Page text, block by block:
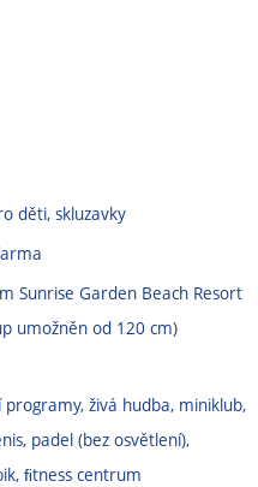
děti, skluzavky
Sunrise Garden Beach Resort
umožněn od 120 cm)
živá hudba, miniklub,
padel (bez osvětlení),
ﬁtness centrum